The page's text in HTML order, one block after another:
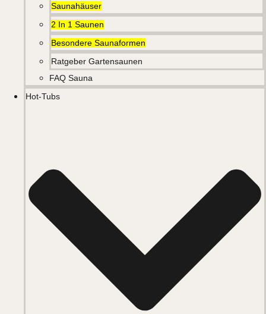
Saunahäuser
2 In 1 Saunen
Besondere Saunaformen
Ratgeber Gartensaunen
FAQ Sauna
Hot-Tubs